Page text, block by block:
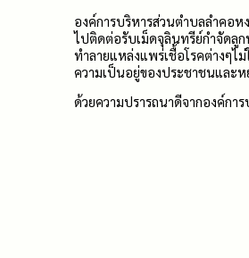
องค์การบริหารส่วนตำบลลำคอ
ไปติดต่อรับเม็ดจุลินทรีย์กำจัดลู
ทำลายแหล่งแพร่เชื้อโรคต่างๆ
ความเป็นอยู่ของประชาชนและ
ด้วยความปรารถนาดีจากองค์กา